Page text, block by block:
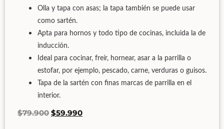
Olla y tapa con asas; la tapa también se puede usar
como sartén.
Apta para hornos y todo tipo de cocinas, incluida la de
inducción.
Ideal para cocinar, freír, hornear, asar a la parrilla o
estofar, por ejemplo, pescado, carne, verduras o guisos.
Tapa de la sartén con finas marcas de parrilla en el
interior.
$79.900 $59.990